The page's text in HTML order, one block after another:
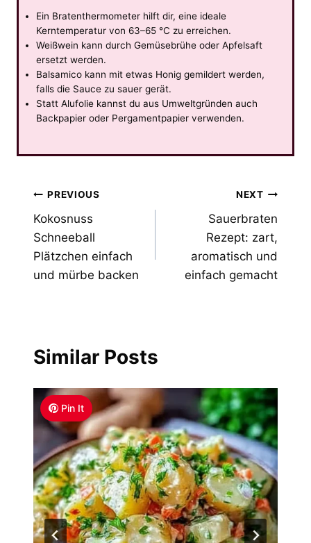
Ein Bratenthermometer hilft dir, eine ideale
Kerntemperatur von 63–65 °C zu erreichen.
Weißwein kann durch Gemüsebrühe oder Apfelsaft
ersetzt werden.
Balsamico kann mit etwas Honig gemildert werden,
falls die Sauce zu sauer gerät.
Statt Alufolie kannst du aus Umweltgründen auch
Backpapier oder Pergamentpapier verwenden.
Post
navigation
PREVIOUS
Kokosnuss
Schneeball
Plätzchen einfach
und mürbe backen
NEXT
Sauerbraten
Rezept: zart,
aromatisch und
einfach gemacht
Similar Posts
Pin It